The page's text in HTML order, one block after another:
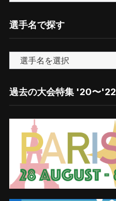
テ
ゴ
リ
す
選手名で探す
過去の大会特集 '20〜'22